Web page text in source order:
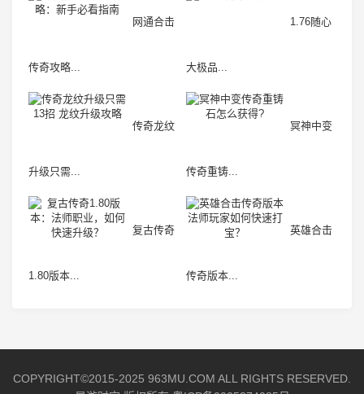
网通合击
传奇攻略...
1.76随心
大极品...
传奇龙纹
升级只需...
冥神中变
传奇重铸...
复古传奇
1.80版本...
英雄合击
传奇版本...
COPYRIGHT©2015-2025 963MU.COM ALL RIGHTS RESERVED.